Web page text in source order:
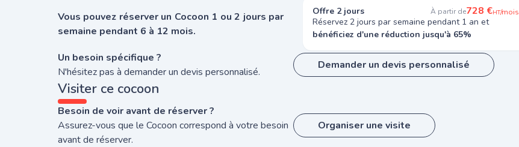
Vous pouvez réserver un Cocoon 1 ou 2 jours par
semaine pendant 6 à 12 mois.
Offre 2 jours À partir de728 €HT/mois
Réservez 2 jours par semaine pendant 1 an et
bénéficiez d'une réduction jusqu'à 65%
Un besoin spécifique ?
N'hésitez pas à demander un devis personnalisé.
Demander un devis personnalisé
Visiter ce cocoon
Besoin de voir avant de réserver ?
Assurez-vous que le Cocoon correspond à votre besoin
avant de réserver.
Organiser une visite